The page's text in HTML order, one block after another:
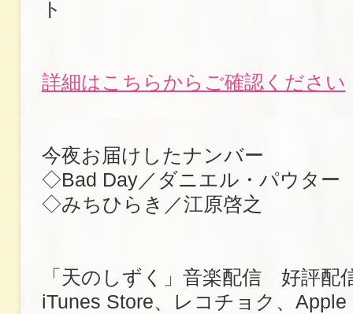
ト
詳細はこちらからご確認ください
今夜お届けしたナンバー
◇Bad Day／ダニエル・パウター
◇みちひらき／江原啓之
「天のしずく」音楽配信 好評配
iTunes Store、レコチョク、